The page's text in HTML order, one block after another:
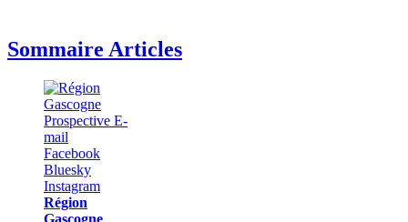
Sommaire Articles
Région